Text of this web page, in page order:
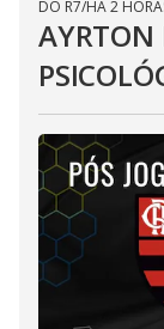
DO R7/HÁ 2
AYRTON